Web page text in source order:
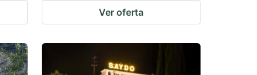
Ver oferta